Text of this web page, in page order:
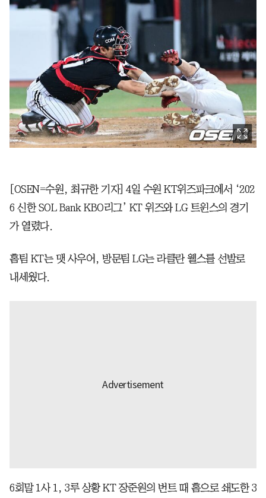
[OSEN=수원, 최규한 기자] 4일 수원 KT위즈파크에서 ‘202
6 신한 SOL Bank KBO리그’ KT 위즈와 LG 트윈스의 경기
가 열렸다.
홈팀 KT는 맷 사우어, 방문팀 LG는 라클란 웰스를 선발로
내세웠다.
6회말 1사 1, 3루 상황 KT 장준원의 번트 때 홈으로 쇄도한 3